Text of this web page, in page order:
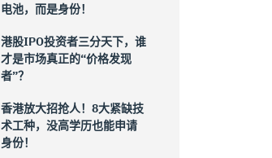
电池，而是身份！
港股IPO投资者三分天下，谁
才是市场真正的“价格发现
者”？
香港放大招抢人！8大紧缺技
术工种，没高学历也能申请
身份！